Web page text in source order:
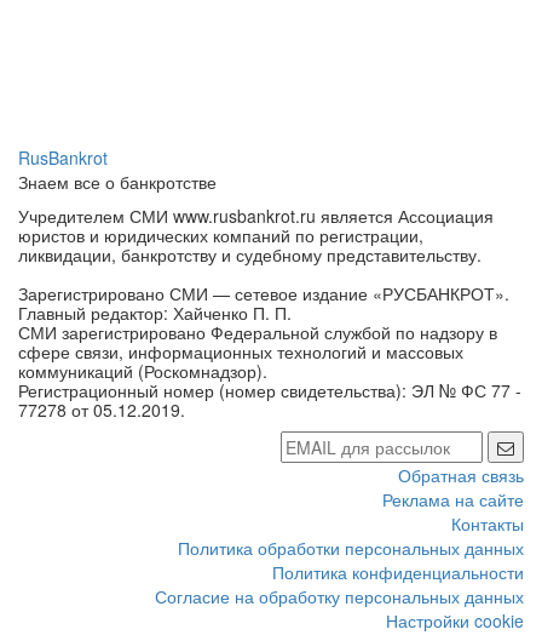
RusBankrot
Знаем все о банкротстве
Учредителем СМИ www.rusbankrot.ru является Ассоциация
юристов и юридических компаний по регистрации,
Зарегистрировано СМИ — сетевое издание «РУСБАНКРОТ».
Главный редактор: Хайченко П. П.
СМИ зарегистрировано Федеральной службой по надзору в
сфере связи, информационных технологий и массовых
коммуникаций (Роскомнадзор).
Регистрационный номер (номер свидетельства): ЭЛ № ФС 77 -
Обратная связь
Реклама на сайте
Контакты
Политика обработки персональных данных
Политика конфиденциальности
Согласие на обработку персональных данных